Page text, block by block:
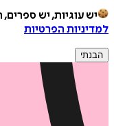
יש עוגיות, יש
למדיניות הפרטיות
הבנתי